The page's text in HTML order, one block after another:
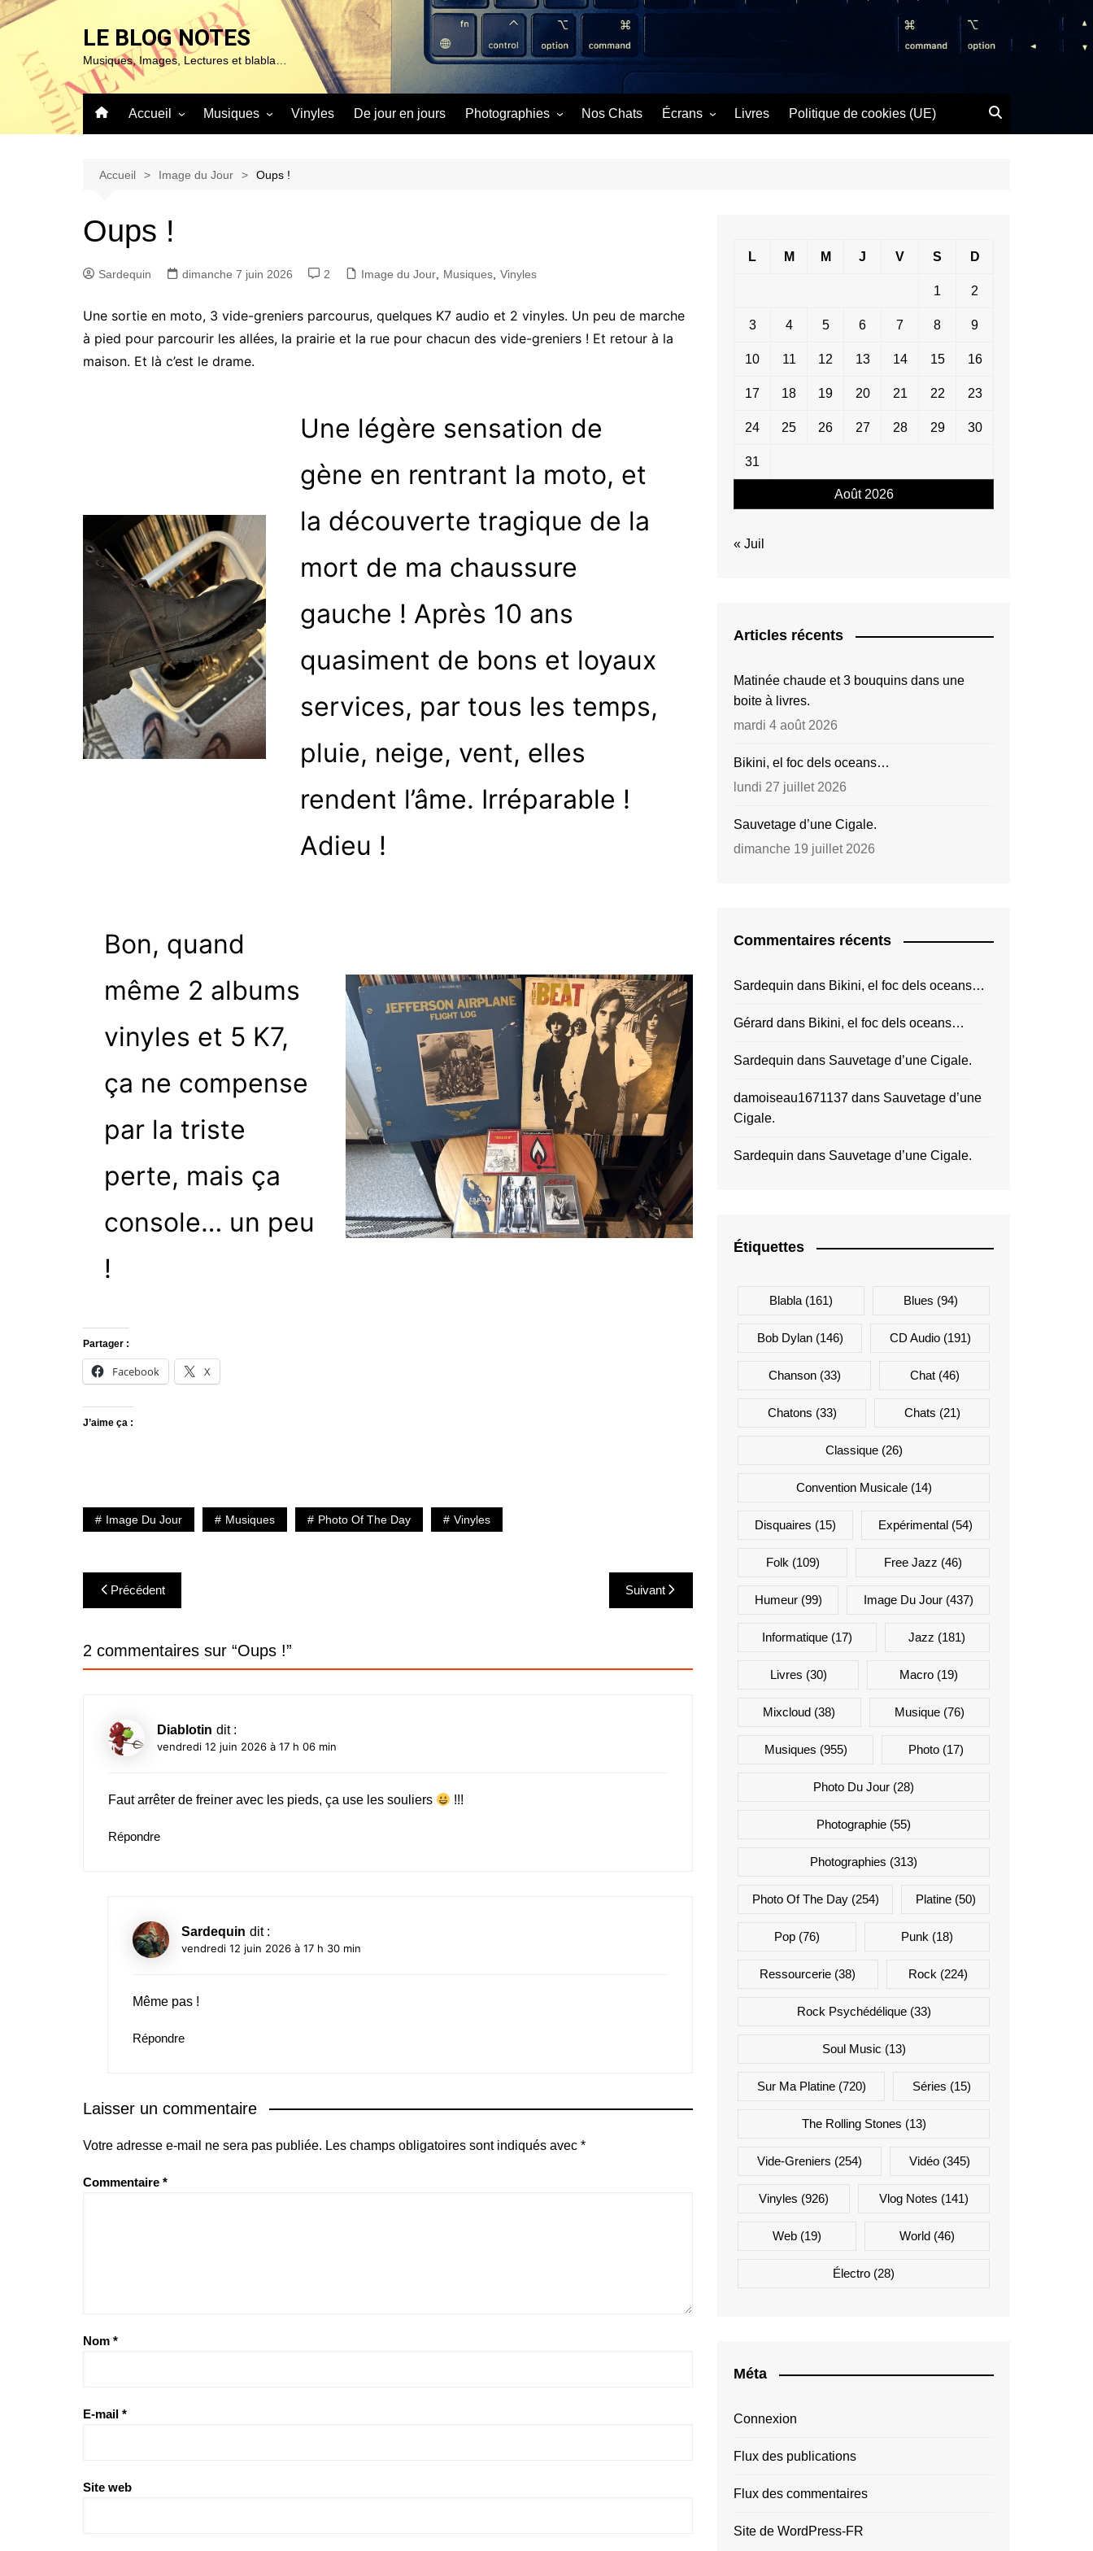
Aller
au
contenu
LE BLOG NOTES
Musiques, Images, Lectures et blabla…
Accueil
Mentions Légales
Musiques
Blues & Jazz
Pop – Rock & Folk
Roots (Reggae – World et
autres)
Vinyles De jour en jours Photographies Nos Chats Écrans Livres Politique de cookies (UE)
Accueil Image du Jour Oups !
Oups !
Sardequin dimanche 7 juin 2026 2 Image du Jour Musiques Vinyles
Une sortie en moto, 3 vide-greniers parcourus, quelques K7 audio et 2 vinyles. Un peu de marche
à pied pour parcourir les allées, la prairie et la rue pour chacun des vide-greniers ! Et retour à la
maison. Et là c’est le drame.
Une légère sensation de
gène en rentrant la moto, et
la découverte tragique de la
mort de ma chaussure
gauche ! Après 10 ans
quasiment de bons et loyaux
services, par tous les temps,
pluie, neige, vent, elles
rendent l’âme. Irréparable !
Adieu !
Bon, quand
même 2 albums
vinyles et 5 K7,
ça ne compense
par la triste
perte, mais ça
console… un peu
!
Partager :
Facebook X
J’aime ça :
Image Du Jour Musiques Photo Of The Day Vinyles
Navigation
de
l’article
Précédent Suivant
2 commentaires sur “Oups !”
Diablotin dit :
vendredi 12 juin 2026 à 17 h 06 min
Faut arrêter de freiner avec les pieds, ça use les souliers !!!
Répondre
Sardequin dit :
vendredi 12 juin 2026 à 17 h 30 min
Même pas !
Répondre
Laisser un commentaire
Votre adresse e-mail ne sera pas publiée. Les champs obligatoires sont indiqués avec *
Commentaire *
Nom *
E-mail *
Site web
Août 2026
L M M J V S D
1 2
3 4 5 6 7 8 9
10 11 12 13 14 15 16
17 18 19 20 21 22 23
24 25 26 27 28 29 30
31
« Juil
Articles récents
Matinée chaude et 3 bouquins dans une
boite à livres.
mardi 4 août 2026
Bikini, el foc dels oceans…
lundi 27 juillet 2026
Sauvetage d’une Cigale.
dimanche 19 juillet 2026
Commentaires récents
Sardequin dans Bikini, el foc dels oceans…
Gérard dans Bikini, el foc dels oceans…
Sardequin dans Sauvetage d’une Cigale.
damoiseau1671137 dans Sauvetage d’une
Cigale.
Sardequin dans Sauvetage d’une Cigale.
Étiquettes
Blabla(161) Blues (94)
Bob Dylan(146) CD Audio(191)
Chanson(33) Chat(46)
Chatons (33) Chats (21)
Classique(26)
Convention Musicale(14)
Disquaires (15) Expérimental (54)
Folk (109) Free Jazz (46)
Humeur(99) Image Du Jour(437)
Informatique(17) Jazz (181)
Livres (30) Macro(19)
Mixcloud (38) Musique(76)
Musiques (955) Photo(17)
Photo Du Jour (28)
Photographie (55)
Photographies (313)
Photo Of The Day(254) Platine(50)
Pop (76) Punk (18)
Ressourcerie (38) Rock (224)
Rock Psychédélique(33)
Soul Music (13)
Sur Ma Platine(720) Séries (15)
The Rolling Stones (13)
Vide-Greniers (254) Vidéo (345)
Vinyles (926) Vlog Notes (141)
Web (19) World (46)
Électro (28)
Méta
Connexion
Flux des publications
Flux des commentaires
Site de WordPress-FR